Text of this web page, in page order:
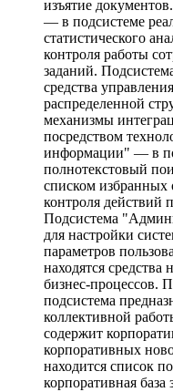
изъятие
— в подсистеме
статистического
контроля работы
заданий.
средства
распределенной
механизмы
посредством
информации" — в
полнотекстовый
списком избранных
контроля действий
Подсистема
для настройки
параметров
находятся
бизнес-
подсистема
коллективной
содержит
корпоративных
находится список
корпоративная база